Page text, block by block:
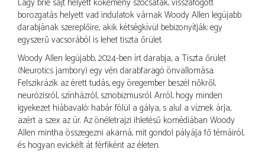
borozgatás helyett vad indulatok várnak Woody Allen legújabb
darabjának szereplőire, akik kétségkívül bebizonyítják: egy
egyszerű vacsorából is lehet tiszta őrület.
Woody Allen legújabb, 2024-ben írt darabja, a Tiszta őrület
(Neurotics jambory) egy vén darabfaragó önvallomása.
Felszikrázik az érett tudás, egy öregember beszél nőkről,
neurózisról, színházról, sznobizmusról. Arról, hogy minden
igyekezet hiábavaló: habár fölül a gálya, s alul a víznek árja,
azért a szex az úr. Az önéletrajzi ihletésű komédiában Woody
Allen mintha összegezni akarná, mit gondol pályája fő témáiról,
és hogyan evickélt át férfiként az életen.